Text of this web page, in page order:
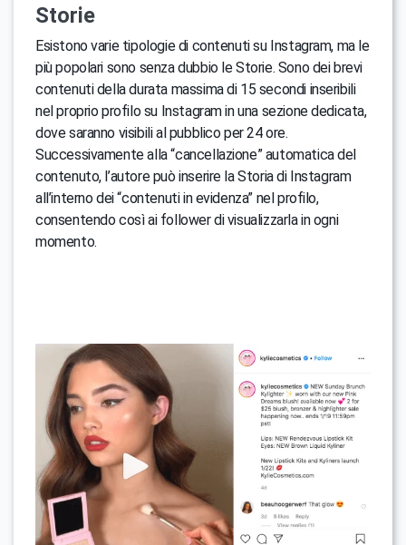
Storie
Esistono varie tipologie di contenuti su Instagram, ma le
più popolari sono senza dubbio le Storie. Sono dei brevi
contenuti della durata massima di 15 secondi inseribili
nel proprio profilo su Instagram in una sezione dedicata,
dove saranno visibili al pubblico per 24 ore.
Successivamente alla “cancellazione” automatica del
contenuto, l’autore può inserire la Storia di Instagram
all’interno dei “contenuti in evidenza” nel profilo,
consentendo così ai follower di visualizzarla in ogni
momento.